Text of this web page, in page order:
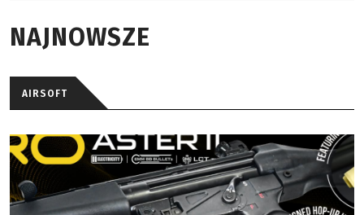
NAJNOWSZE
AIRSOFT